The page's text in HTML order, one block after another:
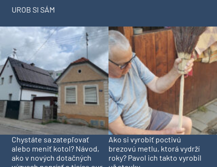
UROB SI SÁM
Chystáte sa zatepľovať
alebo meniť kotol? Návod,
ako v nových dotačných
Ako si vyrobiť poctivú
brezovú metlu, ktorá vydrží
roky? Pavol ich takto vyrobil